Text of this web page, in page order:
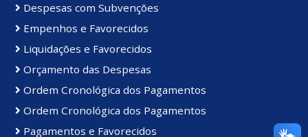
Despesas com Subvenções
Empenhos e Favorecidos
Liquidações e Favorecidos
Orçamento das Despesas
Ordem Cronológica dos Pagamentos
Ordem Cronológica dos Pagamentos
Pagamentos e Favorecidos